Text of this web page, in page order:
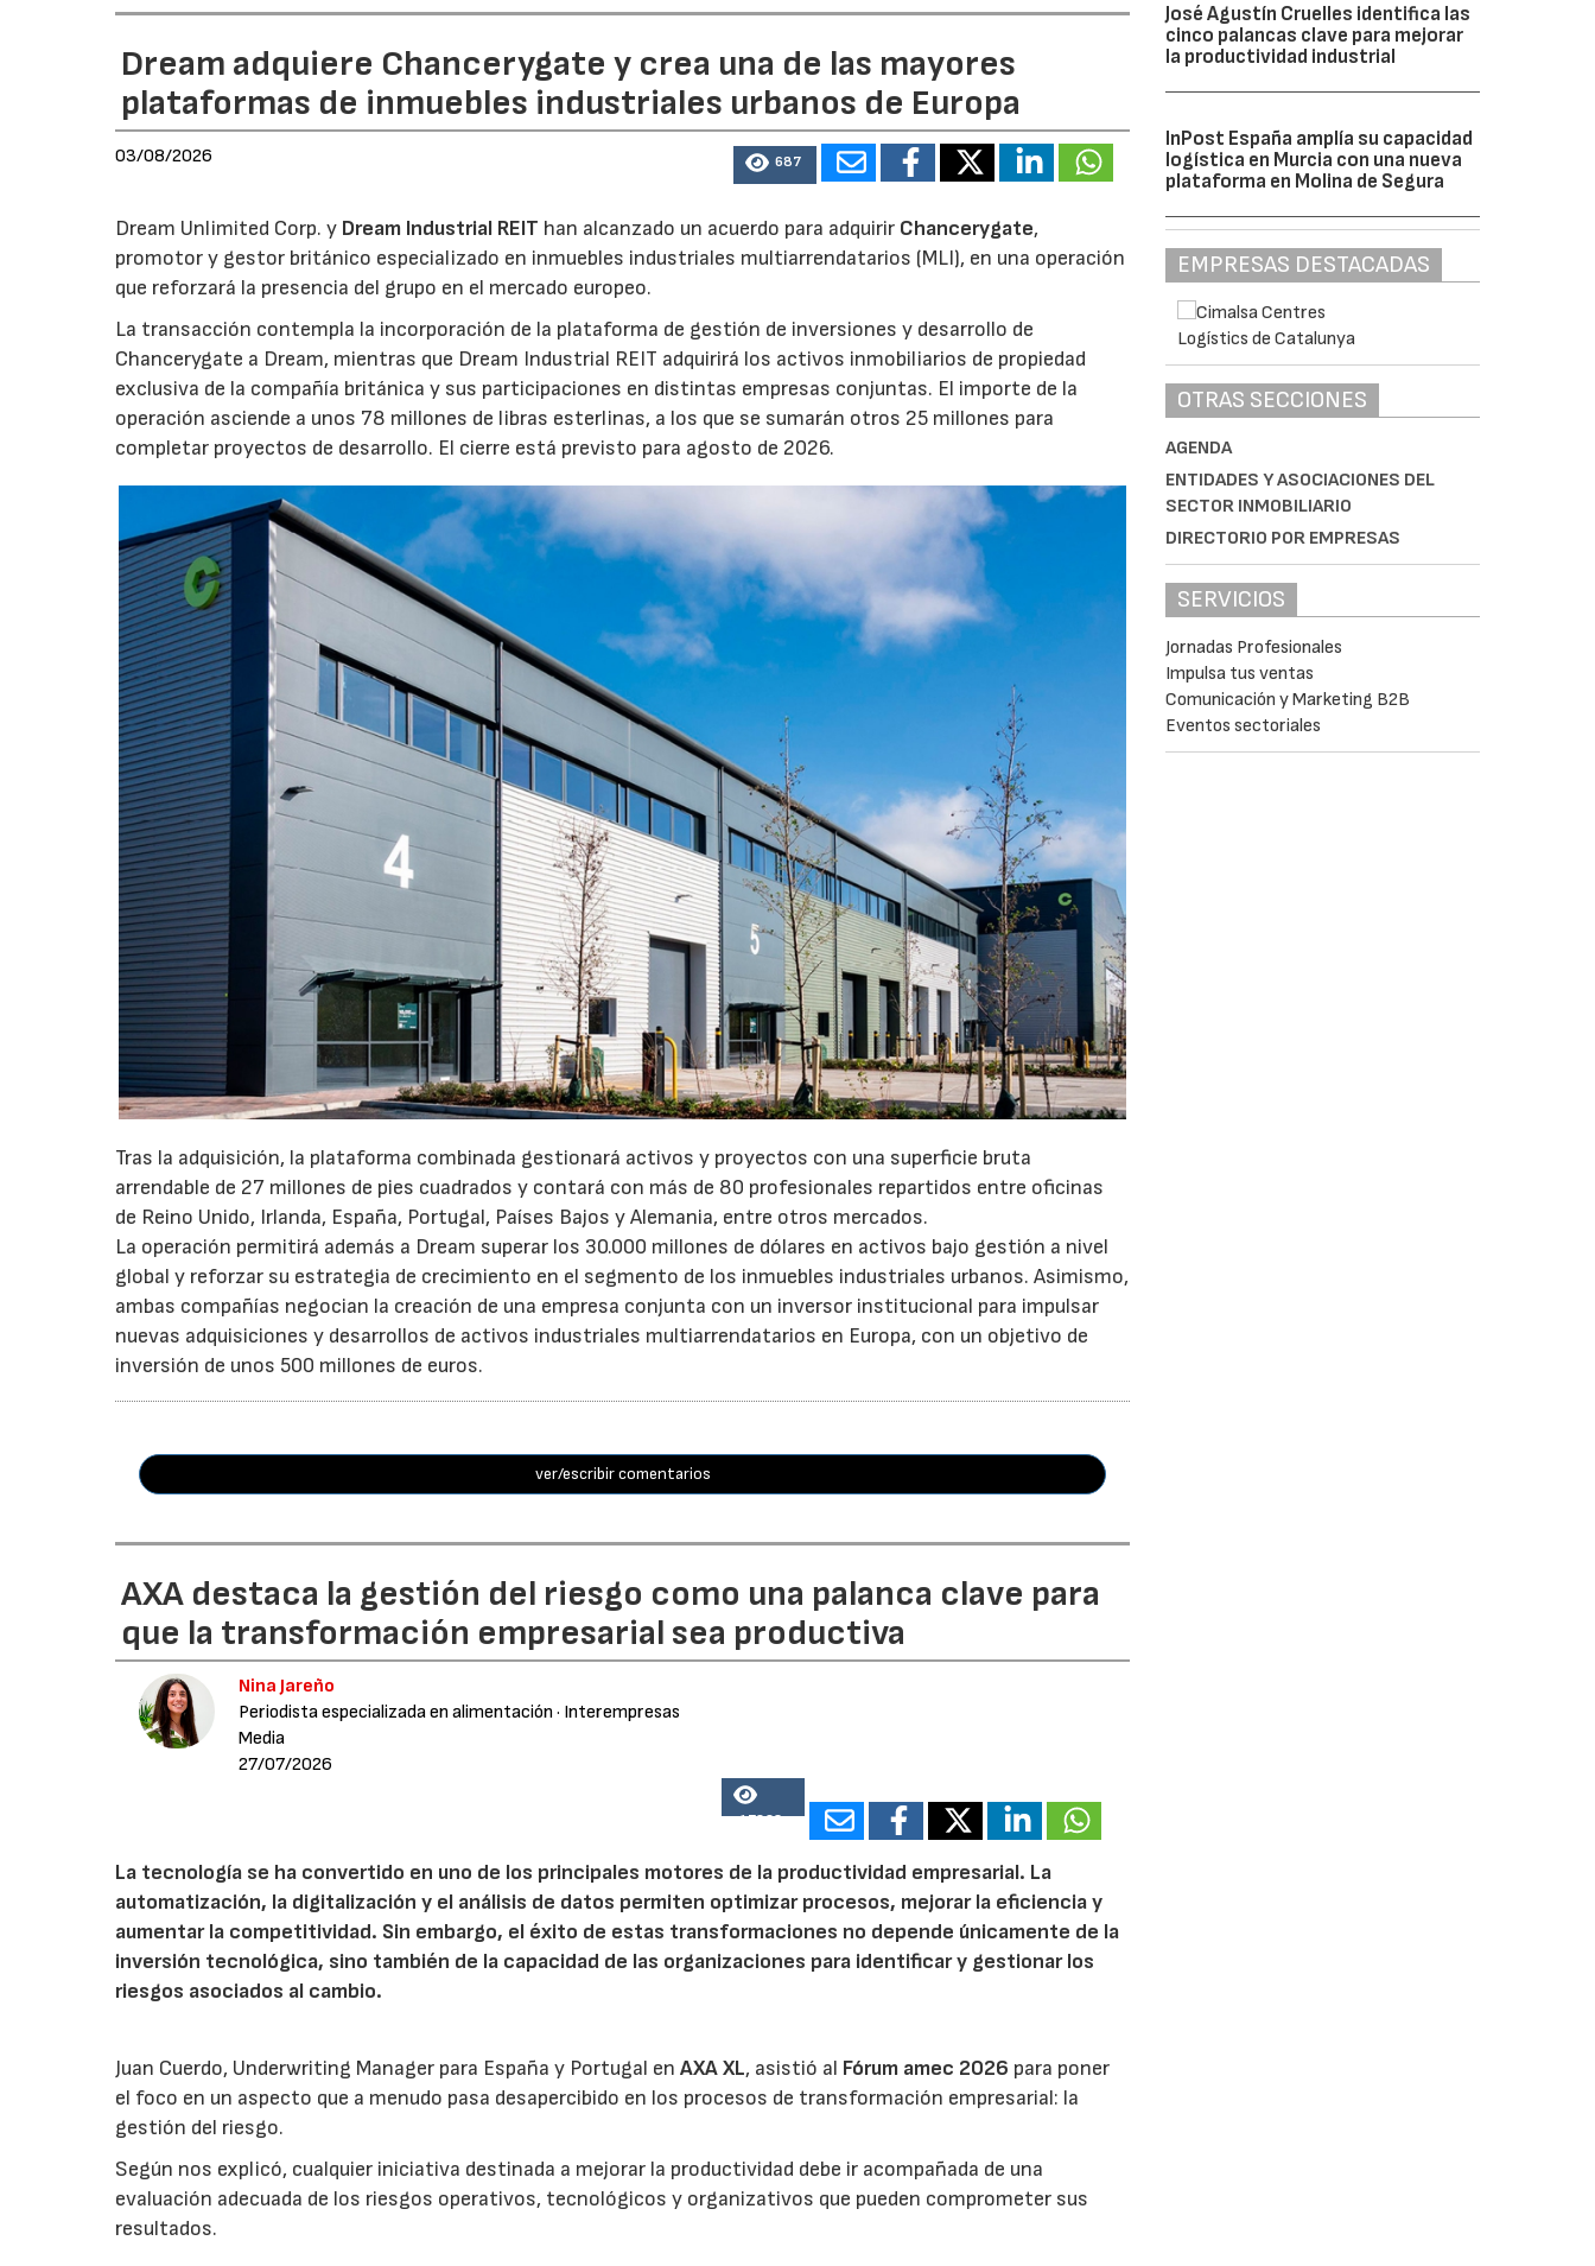
Dream adquiere Chancerygate y crea una de las mayores
plataformas de inmuebles industriales urbanos de Europa
03/08/2026 687
Dream Unlimited Corp. y Dream Industrial REIT han alcanzado un acuerdo para adquirir Chancerygate,
promotor y gestor británico especializado en inmuebles industriales multiarrendatarios (MLI), en una operación
que reforzará la presencia del grupo en el mercado europeo.
La transacción contempla la incorporación de la plataforma de gestión de inversiones y desarrollo de
Chancerygate a Dream, mientras que Dream Industrial REIT adquirirá los activos inmobiliarios de propiedad
exclusiva de la compañía británica y sus participaciones en distintas empresas conjuntas. El importe de la
operación asciende a unos 78 millones de libras esterlinas, a los que se sumarán otros 25 millones para
completar proyectos de desarrollo. El cierre está previsto para agosto de 2026.
Tras la adquisición, la plataforma combinada gestionará activos y proyectos con una superficie bruta
arrendable de 27 millones de pies cuadrados y contará con más de 80 profesionales repartidos entre oficinas
de Reino Unido, Irlanda, España, Portugal, Países Bajos y Alemania, entre otros mercados.
La operación permitirá además a Dream superar los 30.000 millones de dólares en activos bajo gestión a nivel
global y reforzar su estrategia de crecimiento en el segmento de los inmuebles industriales urbanos. Asimismo,
ambas compañías negocian la creación de una empresa conjunta con un inversor institucional para impulsar
nuevas adquisiciones y desarrollos de activos industriales multiarrendatarios en Europa, con un objetivo de
inversión de unos 500 millones de euros.
ver/escribir comentarios
AXA destaca la gestión del riesgo como una palanca clave para
que la transformación empresarial sea productiva
Nina Jareño
Periodista especializada en alimentación · Interempresas
Media
27/07/2026
17823
La tecnología se ha convertido en uno de los principales motores de la productividad empresarial. La
automatización, la digitalización y el análisis de datos permiten optimizar procesos, mejorar la eficiencia y
aumentar la competitividad. Sin embargo, el éxito de estas transformaciones no depende únicamente de la
inversión tecnológica, sino también de la capacidad de las organizaciones para identificar y gestionar los
riesgos asociados al cambio.
Juan Cuerdo, Underwriting Manager para España y Portugal enAXA XL, asistió al Fórum amec 2026 para poner
el foco en un aspecto que a menudo pasa desapercibido en los procesos de transformación empresarial: la
gestión del riesgo.
Según nos explicó, cualquier iniciativa destinada a mejorar la productividad debe ir acompañada de una
evaluación adecuada de los riesgos operativos, tecnológicos y organizativos que pueden comprometer sus
resultados.
José Agustín Cruelles identifica las
cinco palancas clave para mejorar
la productividad industrial
InPost España amplía su capacidad
logística en Murcia con una nueva
plataforma en Molina de Segura
EMPRESAS DESTACADAS
OTRAS SECCIONES
AGENDA
ENTIDADES Y ASOCIACIONES DEL
SECTOR INMOBILIARIO
DIRECTORIO POR EMPRESAS
SERVICIOS
Jornadas Profesionales
Impulsa tus ventas
Comunicación y Marketing B2B
Eventos sectoriales